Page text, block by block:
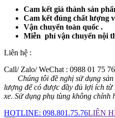
Cam kết giá thành sản
Cam kết đúng chất lượng
Vận chuyển toàn quốc .
Miễn phí vận chuyển nội
Liên hệ :
Call/ Zalo/ WeChat : 0988 01 75
Chúng tôi đề nghị sử dụng sản
lượng để có được đầy đủ lợi ích từ
xe. Sử dụng phụ tùng không chính
HOTLINE: 098.801.75.76LIÊN